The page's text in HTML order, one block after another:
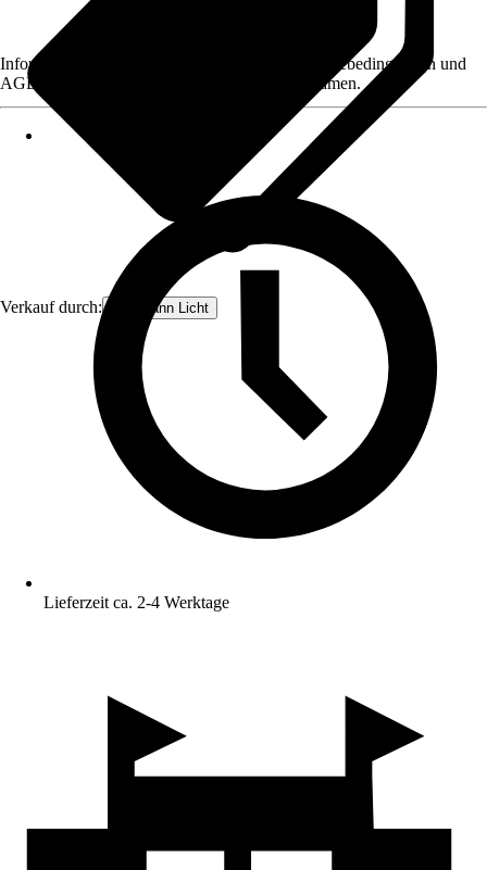
Verkauf durch: Paulmann Licht
Informationen des Verkäufers, wie z. B. Rückgabebedingungen und
AGB, finden Sie bei Klick auf den Verkäufernamen.
Lieferzeit ca. 2-4 Werktage